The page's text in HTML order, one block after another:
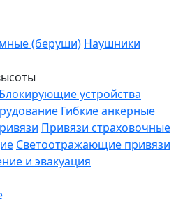
(беруши) Наушники
Блокирующие устройства
Гибкие анкерные
Привязи страховочные
Светоотражающие привязи
и эвакуация